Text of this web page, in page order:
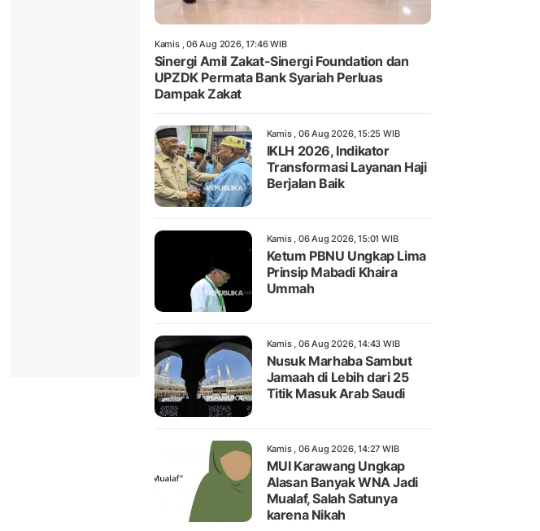
Kamis , 06 Aug 2026, 17:46 WIB
Sinergi Amil Zakat-Sinergi Foundation dan
UPZDK Permata Bank Syariah Perluas
Dampak Zakat
Kamis , 06 Aug 2026, 15:25 WIB
IKLH 2026, Indikator
Transformasi Layanan Haji
Berjalan Baik
Kamis , 06 Aug 2026, 15:01 WIB
Ketum PBNU Ungkap Lima
Prinsip Mabadi Khaira
Ummah
Kamis , 06 Aug 2026, 14:43 WIB
Nusuk Marhaba Sambut
Jamaah di Lebih dari 25
Titik Masuk Arab Saudi
Kamis , 06 Aug 2026, 14:27 WIB
MUI Karawang Ungkap
Alasan Banyak WNA Jadi
Mualaf, Salah Satunya
karena Nikah